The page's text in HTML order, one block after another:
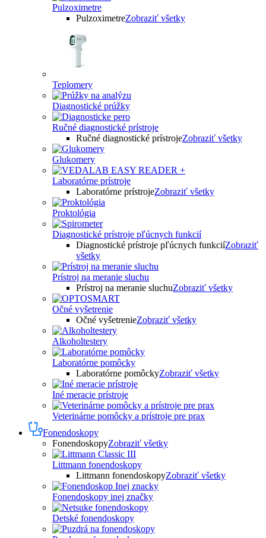
Pulzoximetre
PulzoximetreZobraziť všetky
Teplomery
Diagnostické prúžky
Ručné diagnostické prístroje
Ručné diagnostické prístrojeZobraziť všetky
Glukomery
Laboratórne prístroje
Laboratórne prístrojeZobraziť všetky
Proktológia
Diagnostické prístroje pľúcnych funkcií
Diagnostické prístroje pľúcnych funkciíZobraziť
všetky
Prístroj na meranie sluchu
Prístroj na meranie sluchuZobraziť všetky
Očné vyšetrenie
Očné vyšetrenieZobraziť všetky
Alkoholtestery
Laboratórne pomôcky
Laboratórne pomôckyZobraziť všetky
Iné meracie prístroje
Veterinárne pomôcky a prístroje pre prax
Fonendoskopy
FonendoskopyZobraziť všetky
Littmann fonendoskopy
Littmann fonendoskopyZobraziť všetky
Fonendoskopy inej značky
Detské fonendoskopy